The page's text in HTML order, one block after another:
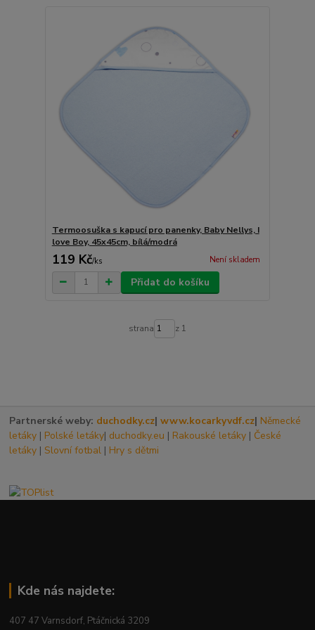
Termoosuška s kapucí pro panenky, Baby Nellys, I
love Boy, 45x45cm, bílá/modrá
119 Kč/ks Není skladem
Přidat do košíku
strana z 1
Partnerské weby: duchodky.cz|www.kocarkyvdf.cz| Německé
letáky | Polské letáky| duchodky.eu | Rakouské letáky | České
letáky | Slovní fotbal | Hry s dětmi
Kde nás najdete:
407 47 Varnsdorf, Ptáčnická 3209